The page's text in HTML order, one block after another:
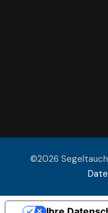
©2026